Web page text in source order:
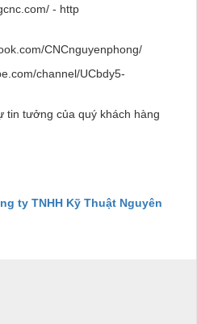
- http
CNCnguyenphong/
channel/UCbdy5-
tin tưởng của quý khách hàng
ty TNHH Kỹ Thuật Nguyên